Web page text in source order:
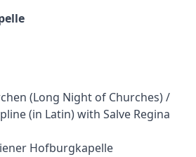
(Long Night of Churches) /
(in Latin) with Salve Regina
Hofburgkapelle